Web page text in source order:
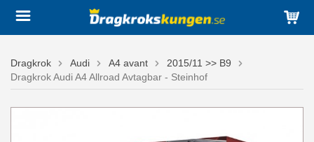
Dragkrok Audi A4 avant
2015/11 >> B9
Dragkrok Audi A4 Allroad Avtagbar - Steinhof